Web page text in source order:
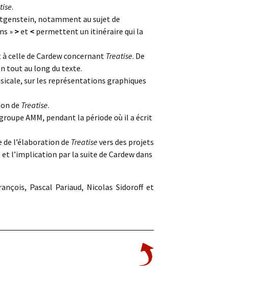
.
notamment au sujet de
» >et < permettent un itinéraire qui la
celle de Cardew concernant Treatise. De
tout au long du texte.
sur les représentations graphiques
de Treatise.
AMM, pendant la période où il a écrit
de l’élaboration de Treatisevers des projets
et l’implication par la suite de Cardew dans
Pascal Pariaud, Nicolas Sidoroff et